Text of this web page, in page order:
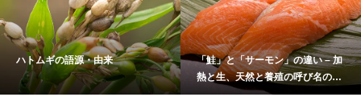
ハトムギの語源・由来
「鮭」と「サーモン」の違い – 加
熱と生、天然と養殖の呼び名の理
由